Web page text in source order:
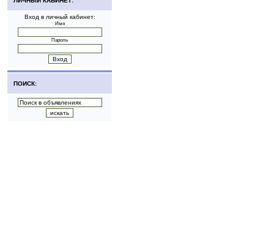
Вход в личный кабинет:
Имя
Пароль
ПОИСК: